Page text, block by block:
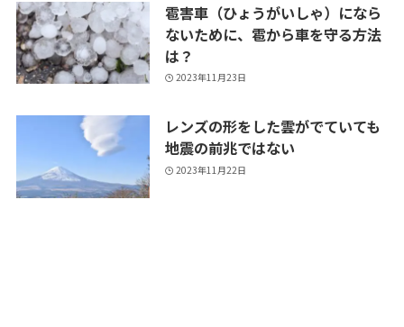
雹害車（ひょうがいしゃ）になら
ないために、雹から車を守る方法
は？
2023年11月23日
レンズの形をした雲がでていても
地震の前兆ではない
2023年11月22日